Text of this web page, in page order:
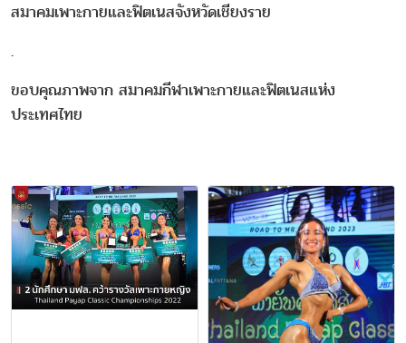
สมาคมเพาะกายและฟิตเนสจังหวัดเชียงราย
.
ขอบคุณภาพจาก สมาคมกีฬาเพาะกายและฟิตเนสแห่ง
ประเทศไทย